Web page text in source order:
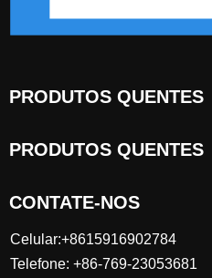
PRODUTOS QUENTES
PRODUTOS QUENTES
CONTATE-NOS
Celular:+8615916902784
Telefone: +86-769-23053681